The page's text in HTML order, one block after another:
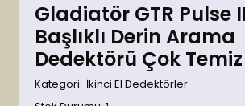
Gladiatör GTR Pulse
Başlıklı Derin Arama
Dedektörü Çok Temiz
Kategori: İkinci El Dedektörler